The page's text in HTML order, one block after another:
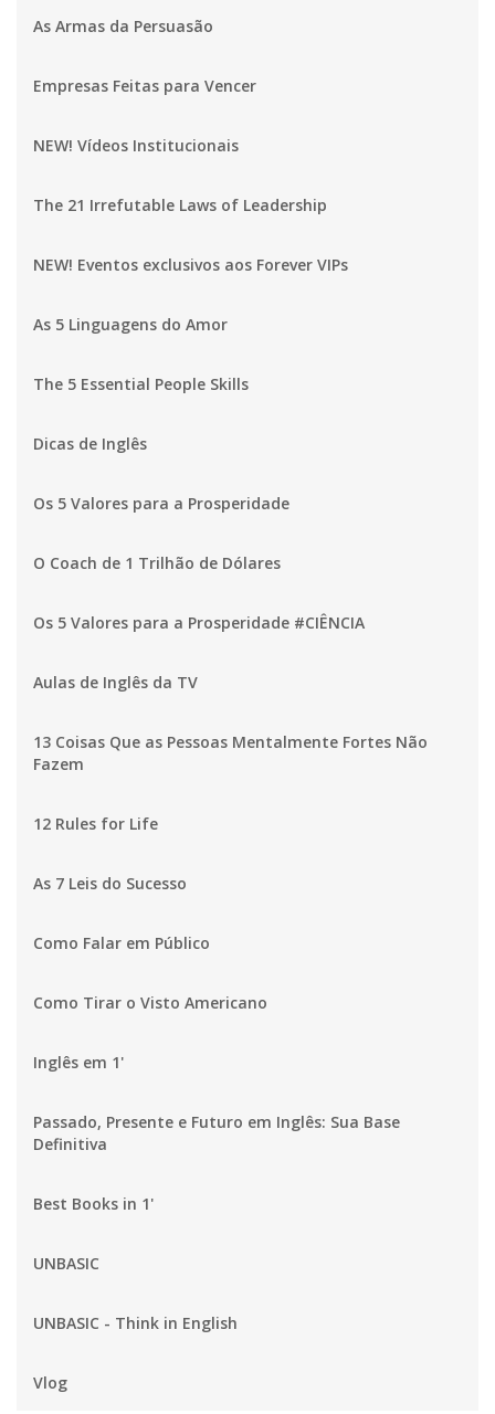
As Armas da Persuasão
Empresas Feitas para Vencer
NEW! Vídeos Institucionais
The 21 Irrefutable Laws of Leadership
NEW! Eventos exclusivos aos Forever VIPs
As 5 Linguagens do Amor
The 5 Essential People Skills
Dicas de Inglês
Os 5 Valores para a Prosperidade
O Coach de 1 Trilhão de Dólares
Os 5 Valores para a Prosperidade #CIÊNCIA
Aulas de Inglês da TV
13 Coisas Que as Pessoas Mentalmente Fortes Não
Fazem
12 Rules for Life
As 7 Leis do Sucesso
Como Falar em Público
Como Tirar o Visto Americano
Inglês em 1'
Passado, Presente e Futuro em Inglês: Sua Base
Definitiva
Best Books in 1'
UNBASIC
UNBASIC - Think in English
Vlog